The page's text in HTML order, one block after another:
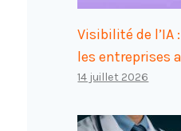
Visibilité de
les entreprises
14 juillet 2026